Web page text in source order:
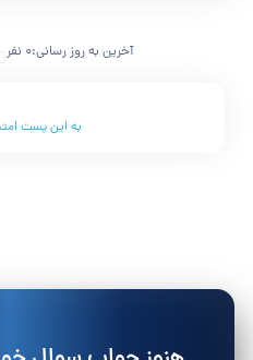
آخرین به روز رسانی:0 نفر
به این پست